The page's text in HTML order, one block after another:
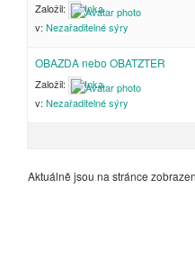
Založil:
Inka
v: Nezařaditelné sýry
OBAZDA nebo OBATZTER
Založil:
Inka
v: Nezařaditelné sýry
Aktuálně jsou na stránce